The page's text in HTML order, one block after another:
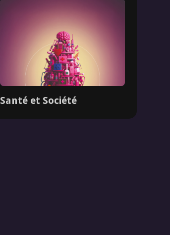
Santé et Société